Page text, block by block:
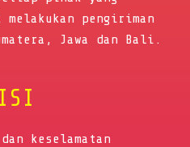
pengiriman
Jawa dan Bali.
keselamatan